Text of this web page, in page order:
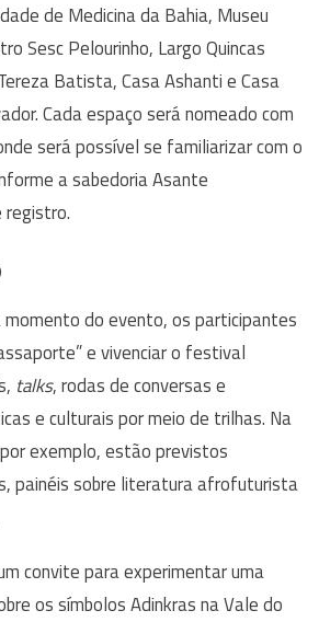
de Medicina da Bahia, Museu
Sesc Pelourinho, Largo Quincas
Batista, Casa Ashanti e Casa
Cada espaço será nomeado com
será possível se familiarizar com o
a sabedoria Asante
registro.
do evento, os participantes
e vivenciar o festival
talks, rodas de conversas e
e culturais por meio de trilhas. Na
exemplo, estão previstos
painéis sobre literatura afrofuturista
convite para experimentar uma
os símbolos Adinkras na Vale do